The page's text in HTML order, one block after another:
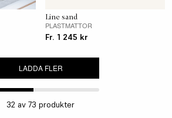
Line sand
PLASTMATTOR
Fr. 1 245 kr
LADDA FLER
32 av 73 produkter